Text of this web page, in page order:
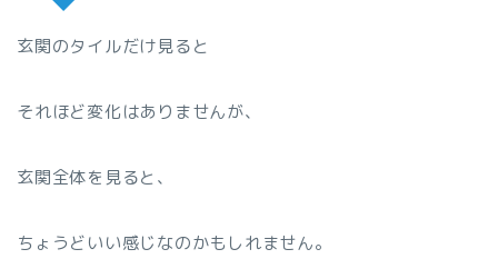
玄関のタイルだけ見ると
それほど変化はありませんが、
玄関全体を見ると、
ちょうどいい感じなのかもしれません。